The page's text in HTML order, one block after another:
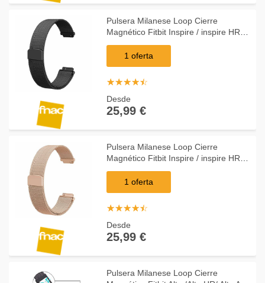
Pulsera Milanese Loop Cierre
Magnético Fitbit Inspire / inspire HR
Negro
1 oferta
☆☆☆☆☆
★★★★★
Desde
25,99 €
Pulsera Milanese Loop Cierre
Magnético Fitbit Inspire / inspire HR
Rosa Rose
1 oferta
☆☆☆☆☆
★★★★★
Desde
25,99 €
Pulsera Milanese Loop Cierre